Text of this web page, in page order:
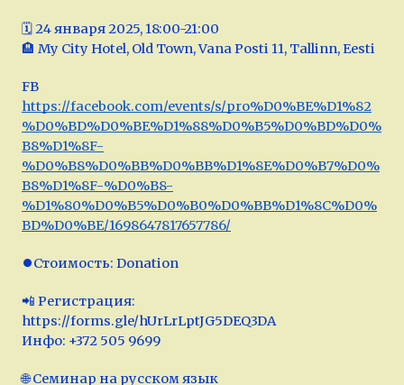
🗓 24 января 2025, 18:00-21:00
🏨 My City Hotel, Old Town, Vana Posti 11, Tallinn, Eesti
FB
https://facebook.com/events/s/pro%D0%BE%D1%82
%D0%BD%D0%BE%D1%88%D0%B5%D0%BD%D0%
B8%D1%8F-
%D0%B8%D0%BB%D0%BB%D1%8E%D0%B7%D0%
B8%D1%8F-%D0%B8-
%D1%80%D0%B5%D0%B0%D0%BB%D1%8C%D0%
BD%D0%BE/1698647817657786/
⏺Стоимость: Donation
📲 Регистрация:
https://forms.gle/hUrLrLptJG5DEQ3DA
Инфо: +372 505 9699
🌐 Семинар на русском язык